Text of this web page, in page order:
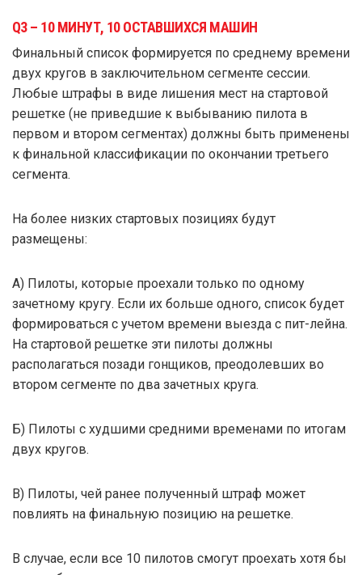
Q3 – 10 МИНУТ, 10 ОСТАВШИХСЯ МАШИН
Финальный список формируется по среднему времени
двух кругов в заключительном сегменте сессии.
Любые штрафы в виде лишения мест на стартовой
решетке (не приведшие к выбыванию пилота в
первом и втором сегментах) должны быть применены
к финальной классификации по окончании третьего
сегмента.
На более низких стартовых позициях будут
размещены:
А) Пилоты, которые проехали только по одному
зачетному кругу. Если их больше одного, список будет
формироваться с учетом времени выезда с пит-лейна.
На стартовой решетке эти пилоты должны
располагаться позади гонщиков, преодолевших во
втором сегменте по два зачетных круга.
Б) Пилоты с худшими средними временами по итогам
двух кругов.
В) Пилоты, чей ранее полученный штраф может
повлиять на финальную позицию на решетке.
В случае, если все 10 пилотов смогут проехать хотя бы